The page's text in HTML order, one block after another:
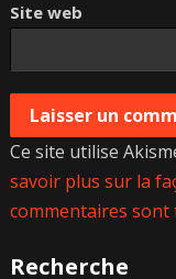
Site web
Ce site utilise
savoir plus sur la
commentaires sont
Recherche